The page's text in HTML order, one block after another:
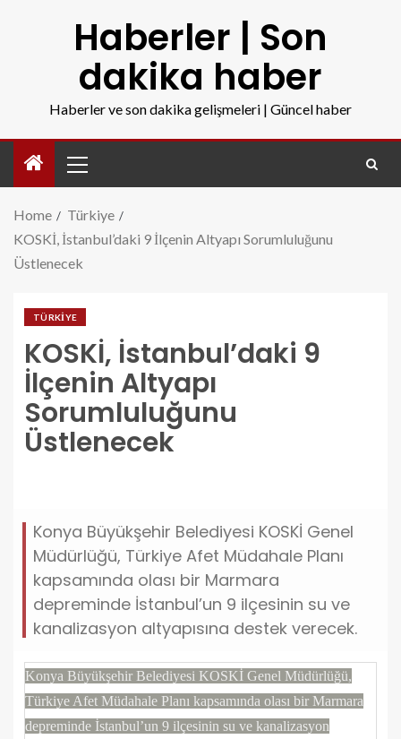
Haberler | Son
dakika haber
Haberler ve son dakika gelişmeleri | Güncel haber
Home
Türkiye
KOSKİ, İstanbul’daki 9 İlçenin Altyapı Sorumluluğunu
Üstlenecek
TÜRKIYE
KOSKİ, İstanbul’daki 9
İlçenin Altyapı
Sorumluluğunu
Üstlenecek
koski-istanbuldaki-9-ilcenin-altyapi-sorumlulugunu-
Konya Büyükşehir Belediyesi KOSKİ Genel
Müdürlüğü, Türkiye Afet Müdahale Planı
kapsamında olası bir Marmara
depreminde İstanbul’un 9 ilçesinin su ve
kanalizasyon altyapısına destek verecek.
Konya Büyükşehir Belediyesi KOSKİ Genel Müdürlüğü,
Türkiye Afet Müdahale Planı kapsamında olası bir Marmara
depreminde İstanbul’un 9 ilçesinin su ve kanalizasyon